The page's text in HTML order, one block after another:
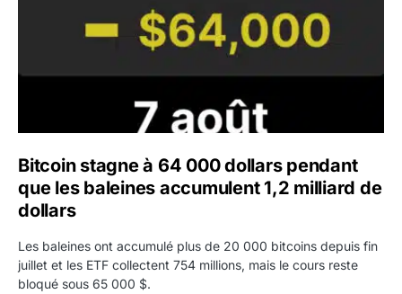
Bitcoin stagne à 64 000 dollars pendant
que les baleines accumulent 1,2 milliard de
dollars
Les baleines ont accumulé plus de 20 000 bitcoins depuis fin
juillet et les ETF collectent 754 millions, mais le cours reste
bloqué sous 65 000 $.